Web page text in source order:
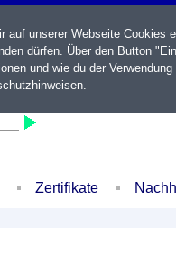
Zertifikate
auf unserer Webseite Cookies
dürfen. Über den Button
und wie du der
.